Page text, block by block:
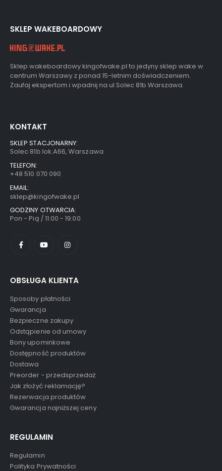
SKLEP WAKEBOARDOWY
Sklep wakeboardowy kingofwake.pl to jedyny sklep wake w
centrum Warszawy z ponad 15-letnim doświadczeniem.
Zaufaj ekspertom i wpadnij na ul.Solec 81b Warszawa.
KONTAKT
SKLEP STACJONARNY:
Solec 81b lok.A66, Warszawa
TELEFON:
+48 510 070 090
EMAIL:
sklep@kingofwake.pl
GODZINY OTWARCIA:
Pon - Pią / 11:00 - 19:00
OBSŁUGA KLIENTA
Sposoby płatności
Gwarancja
Bezpieczne zakupy
Odstąpienie od umowy
Bony upominkowe
Dostępność produktów
Dostawa
Preorder - przedsprzedaż
Jak złożyć reklamację?
Rezerwacja produktów
Gwarancja najniższej ceny
REGULAMIN
Regulamin
Polityka Prywatności